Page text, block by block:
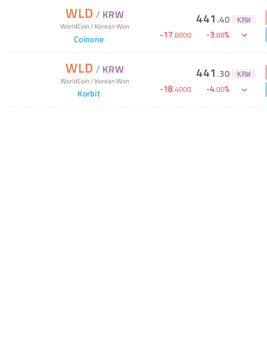
WLD / KRW
WorldCoin/ Korean Won
Coinone
441 .40 KRW
-17.8000 -3.88%
WLD / KRW
WorldCoin/ Korean Won
Korbit
441 .30 KRW
-18.4000 -4.00%